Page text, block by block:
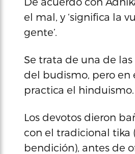
el mal, y ‘significa la
gente’.
Se trata de una de
del budismo, pero en
practica el hinduismo.
Los devotos dieron
con el tradicional tika
bendición), antes de